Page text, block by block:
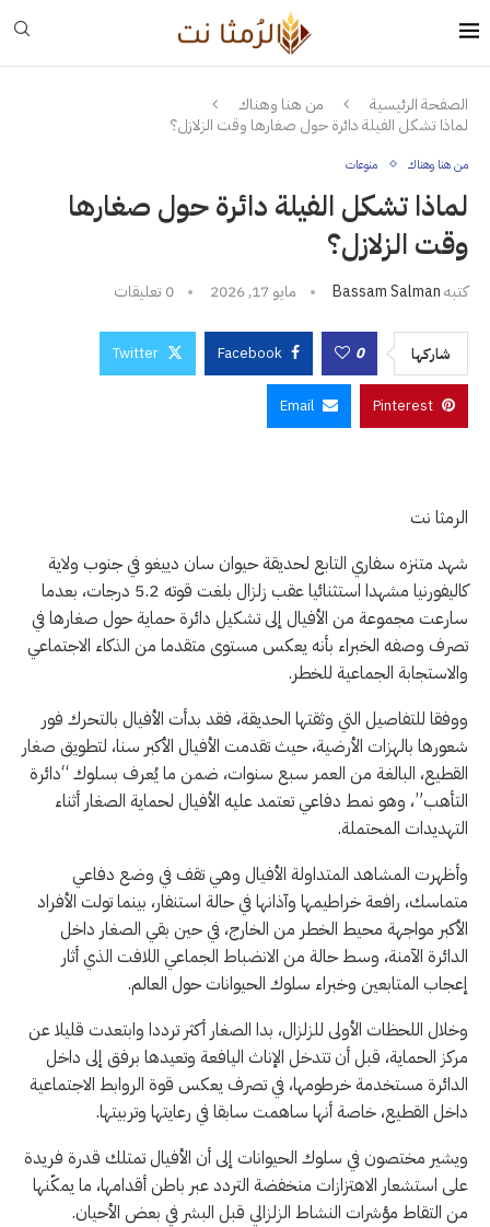
الصفحة الرئيسية
من هنا وهناك
لماذا تشكل الفيلة دائرة حول صغارها وقت الزلازل؟
من هنا وهناك منوعات
لماذا تشكل الفيلة دائرة حول صغارها
وقت الزلازل؟
كتبهBassam Salman مايو 17, 2026 0 تعليقات
شاركها 0
Facebook
Twitter
Pinterest
Email
الرمثا نت
شهد متنزه سفاري التابع لحديقة حيوان سان دييغو في جنوب ولاية
كاليفورنيا مشهدا استثنائيا عقب زلزال بلغت قوته 5.2 درجات، بعدما
سارعت مجموعة من الأفيال إلى تشكيل دائرة حماية حول صغارها في
تصرف وصفه الخبراء بأنه يعكس مستوى متقدما من الذكاء الاجتماعي
والاستجابة الجماعية للخطر.
ووفقا للتفاصيل التي وثقتها الحديقة، فقد بدأت الأفيال بالتحرك فور
شعورها بالهزات الأرضية، حيث تقدمت الأفيال الأكبر سنا، لتطويق صغار
القطيع، البالغة من العمر سبع سنوات، ضمن ما يُعرف بسلوك “دائرة
التأهب”، وهو نمط دفاعي تعتمد عليه الأفيال لحماية الصغار أثناء
التهديدات المحتملة.
وأظهرت المشاهد المتداولة الأفيال وهي تقف في وضع دفاعي
متماسك، رافعة خراطيمها وآذانها في حالة استنفار، بينما تولت الأفراد
الأكبر مواجهة محيط الخطر من الخارج، في حين بقي الصغار داخل
الدائرة الآمنة، وسط حالة من الانضباط الجماعي اللافت الذي أثار
إعجاب المتابعين وخبراء سلوك الحيوانات حول العالم.
وخلال اللحظات الأولى للزلزال، بدا الصغار أكثر ترددا وابتعدت قليلا عن
مركز الحماية، قبل أن تتدخل الإناث اليافعة وتعيدها برفق إلى داخل
الدائرة مستخدمة خرطومها، في تصرف يعكس قوة الروابط الاجتماعية
داخل القطيع، خاصة أنها ساهمت سابقا في رعايتها وتربيتها.
ويشير مختصون في سلوك الحيوانات إلى أن الأفيال تمتلك قدرة فريدة
على استشعار الاهتزازات منخفضة التردد عبر باطن أقدامها، ما يمكّنها
من التقاط مؤشرات النشاط الزلزالي قبل البشر في بعض الأحيان.